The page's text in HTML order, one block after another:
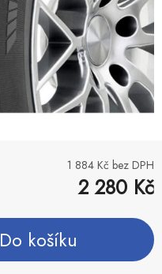
1 884 Kč bez DPH
2 280 Kč
Do košíku